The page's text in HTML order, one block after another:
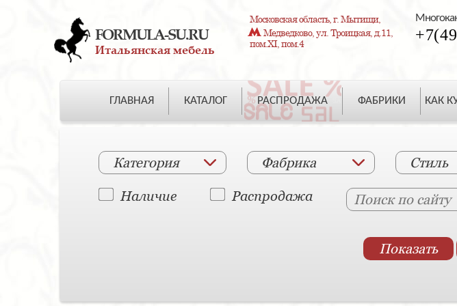
FORMULA-SU.RU
Итальянская мебель
Московская область, г. Мытищи,
Медведково, ул. Троицкая, д.11,
пом.XI, пом.4
ГЛАВНАЯ КАТАЛОГ РАСПРОДАЖА ФАБРИКИ КАК
Категория Фабрика Стиль
Наличие Распродажа